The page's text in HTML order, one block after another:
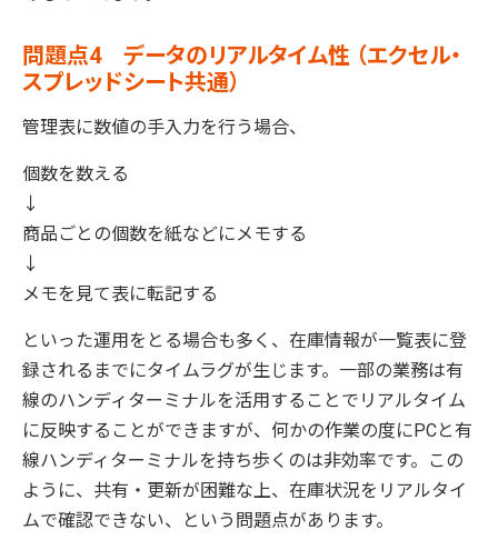
問題点4 データのリアルタイム性 （エクセル・
スプレッドシート共通）
管理表に数値の手入力を行う場合、
個数を数える
↓
商品ごとの個数を紙などにメモする
↓
メモを見て表に転記する
といった運用をとる場合も多く、在庫情報が一覧表に登
録されるまでにタイムラグが生じます。一部の業務は有
線のハンディターミナルを活用することでリアルタイム
に反映することができますが、何かの作業の度にPCと有
線ハンディターミナルを持ち歩くのは非効率です。この
ように、共有・更新が困難な上、在庫状況をリアルタイ
ムで確認できない、という問題点があります。